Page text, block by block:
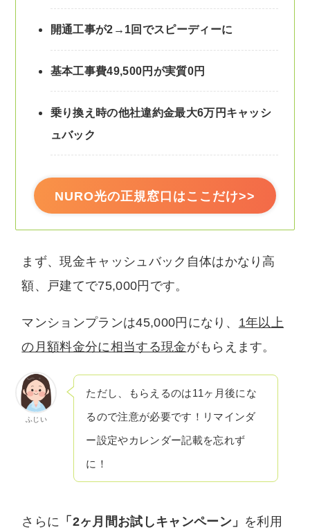
開通工事が2→1回でスピーディーに
基本工事費49,500円が実質0円
乗り換え時の他社違約金最大6万円キャッシ
ュバック
NURO光の正規窓口はここだけ>>
まず、現金キャッシュバック自体はかなり高
額、戸建てで75,000円です。
マンションプランは45,000円になり、 1年以上
の月額料金分に相当する現金がもらえます。
ふじい
ただし、もらえるのは11ヶ月後にな
るので注意が必要です！リマインダ
ー設定やカレンダー記載を忘れず
に！
さらに 「2ヶ月間お試しキャンペーン」 を利用